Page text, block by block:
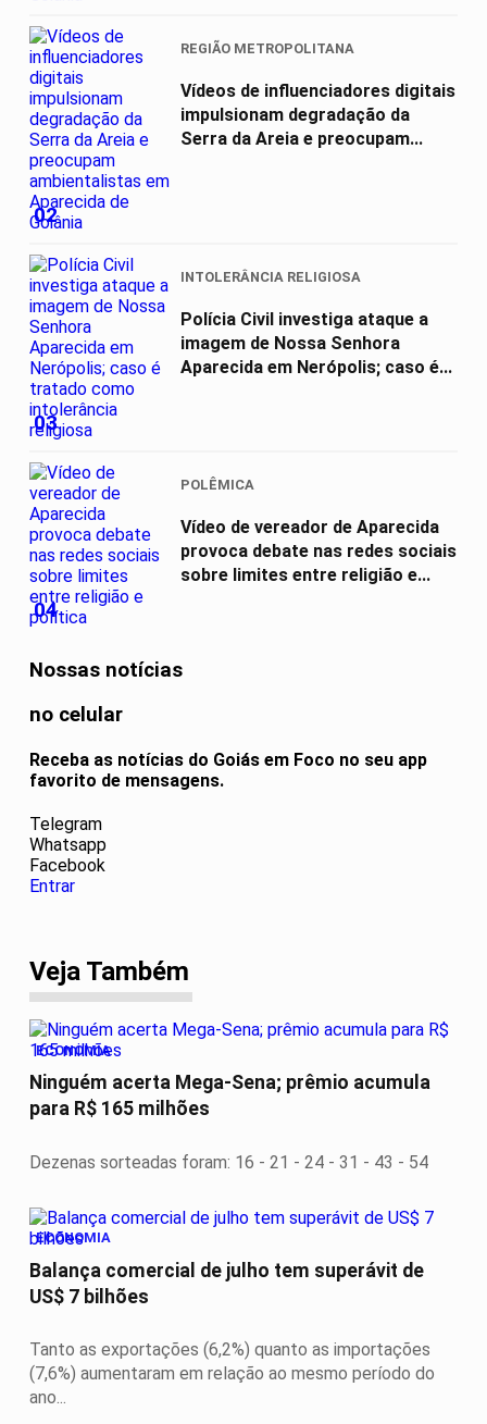
02
REGIÃO METROPOLITANA
Vídeos de influenciadores digitais
impulsionam degradação da
Serra da Areia e preocupam...
03
INTOLERÂNCIA RELIGIOSA
Polícia Civil investiga ataque a
imagem de Nossa Senhora
Aparecida em Nerópolis; caso é...
04
POLÊMICA
Vídeo de vereador de Aparecida
provoca debate nas redes sociais
sobre limites entre religião e...
Nossas notícias
no celular
Receba as notícias do Goiás em Foco no seu app
favorito de mensagens.
Telegram
Whatsapp
Facebook
Entrar
Veja Também
ECONOMIA
Ninguém acerta Mega-Sena; prêmio acumula
para R$ 165 milhões
Dezenas sorteadas foram: 16 - 21 - 24 - 31 - 43 - 54
ECONOMIA
Balança comercial de julho tem superávit de
US$ 7 bilhões
Tanto as exportações (6,2%) quanto as importações
(7,6%) aumentaram em relação ao mesmo período do
ano...